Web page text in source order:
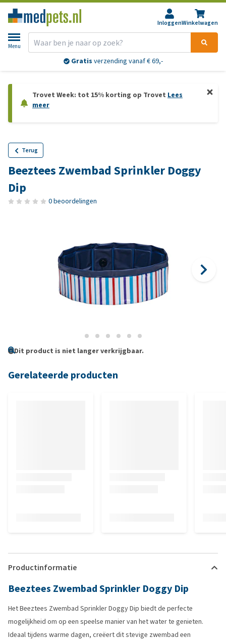
InloggenWinkelwagen
Menu
Gratis verzending vanaf € 69,-
Trovet Week: tot 15% korting op Trovet Lees
meer
Terug
Beeztees Zwembad Sprinkler Doggy
Dip
0 beoordelingen
Dit product is niet langer verkrijgbaar.
Gerelateerde producten
Productinformatie
Beeztees Zwembad Sprinkler Doggy Dip
Het Beeztees Zwembad Sprinkler Doggy Dip biedt de perfecte
mogelijkheid om op een speelse manier van het water te genieten.
Ideaal tijdens warme dagen, creëert dit stevige zwembad een